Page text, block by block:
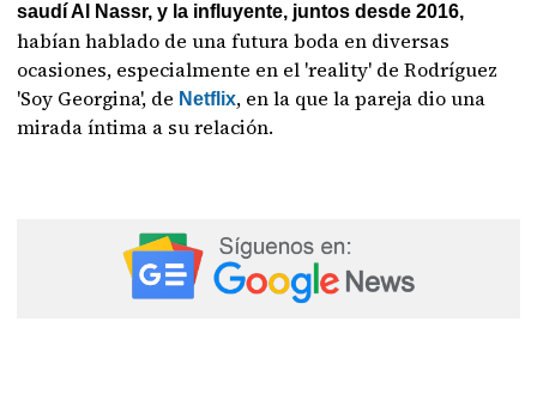
saudí Al Nassr, y la influyente, juntos desde 2016,
habían hablado de una futura boda en diversas
ocasiones, especialmente en el 'reality' de Rodríguez
'Soy Georgina', de Netflix, en la que la pareja dio una
mirada íntima a su relación.